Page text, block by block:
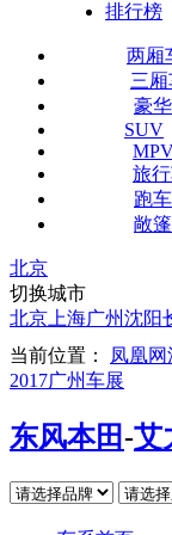
排行榜
两厢
三
豪
SUV
旅
跑车
敞
北京
切换城市
北京 上海广州沈阳
当前位置：
凤凰网
2017广州车展
东风本田-艾